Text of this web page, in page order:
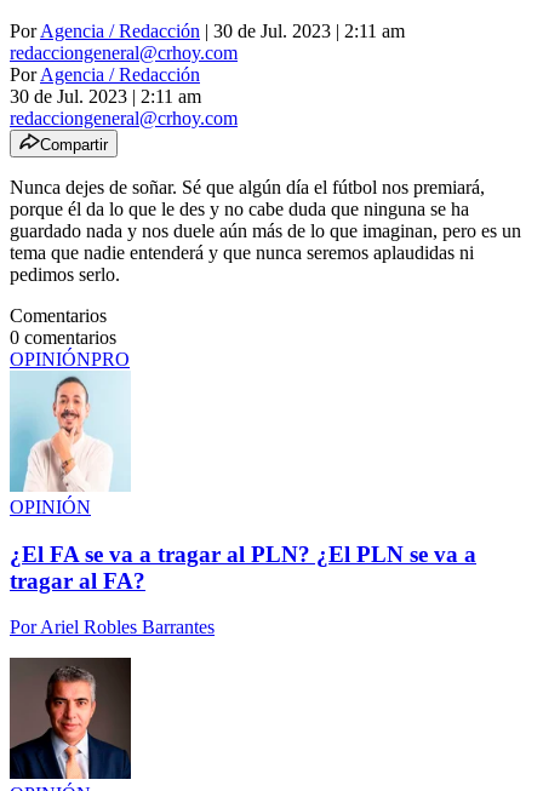
PorAgencia / Redacción | 30 de Jul. 2023 | 2:11 am
redacciongeneral@crhoy.com
PorAgencia / Redacción
30 de Jul. 2023 | 2:11 am
redacciongeneral@crhoy.com
Compartir
Nunca dejes de soñar. Sé que algún día el fútbol nos premiará,
porque él da lo que le des y no cabe duda que ninguna se ha
guardado nada y nos duele aún más de lo que imaginan, pero es un
tema que nadie entenderá y que nunca seremos aplaudidas ni
pedimos serlo.
Comentarios
0 comentarios
OPINIÓNPRO
OPINIÓN
¿El FA se va a tragar al PLN? ¿El PLN se va a
tragar al FA?
PorAriel Robles Barrantes